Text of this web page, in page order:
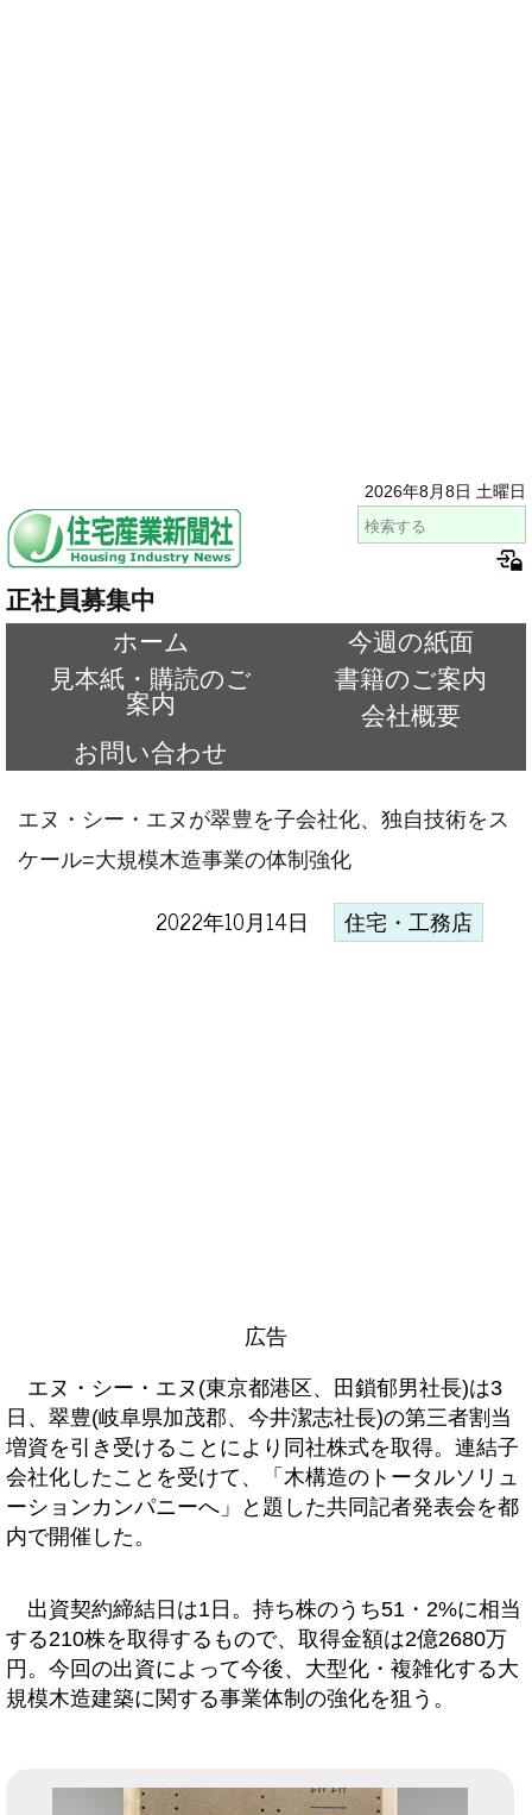
2026年8月8日 土曜日
正社員募集中
ホーム
今週の紙面
見本紙・購読のご
案内
書籍のご案内
会社概要
お問い合わせ
エヌ・シー・エヌが翠豊を子会社化、独自技術をス
ケール=大規模木造事業の体制強化
2022年10月14日 住宅・工務店
広告
エヌ・シー・エヌ(東京都港区、田鎖郁男社長)は3
日、翠豊(岐阜県加茂郡、今井潔志社長)の第三者割当
増資を引き受けることにより同社株式を取得。連結子
会社化したことを受けて、「木構造のトータルソリュ
ーションカンパニーへ」と題した共同記者発表会を都
内で開催した。
出資契約締結日は1日。持ち株のうち51・2%に相当
する210株を取得するもので、取得金額は2億2680万
円。今回の出資によって今後、大型化・複雑化する大
規模木造建築に関する事業体制の強化を狙う。